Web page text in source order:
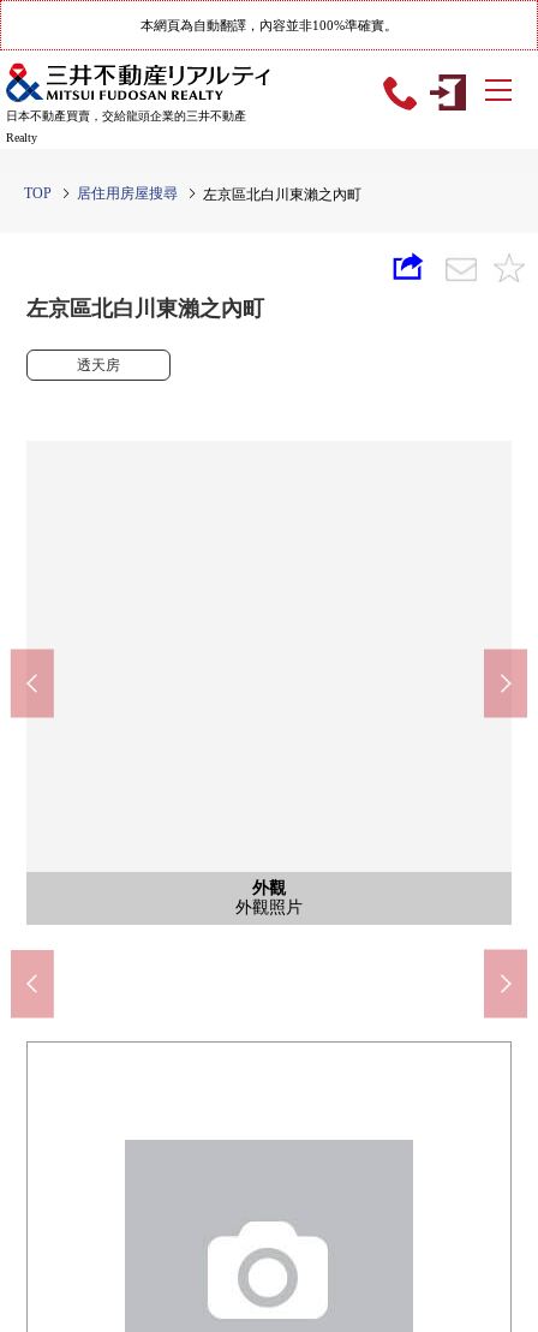
本網頁為自動翻譯，內容並非100%準確實。
日本不動產買賣，交給龍頭企業的三井不動產
Realty
TOP 居住用房屋搜尋 左京區北白川東瀨之內町
左京區北白川東瀨之內町
透天房
外觀
外觀照片
客廳
1樓客廳·餐廳
客廳
1樓客廳·餐廳
客廳
1樓客廳·餐廳
和式房間
1樓和式房間
和式房間
1樓和式房間
廚房
1樓廚房
公共汽車
浴室
洗臉
1樓洗臉室
廁所
2樓廁所
西式房間
1樓西北一側西式房間(約6.6張塌塌米)
西式房間
1樓西北一側西式房間(約6.6張塌塌米)
門口
門口
門口
門口、走廊
院子
南側院子
客廳
2樓客廳·餐廳
客廳
2樓客廳·餐廳
廚房
2樓廚房
洗臉
2樓洗臉室
廁所
1樓廁所
室內
2樓走廊
陽台
朝南的陽台